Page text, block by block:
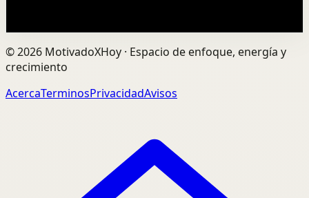
©2026 MotivadoXHoy · Espacio de enfoque, energía y
crecimiento
AcercaTerminosPrivacidadAvisos